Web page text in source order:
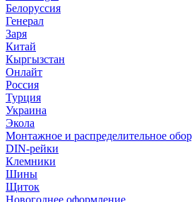
Белоруссия
Генерал
Заря
Китай
Кыргызстан
Онлайт
Россия
Турция
Украина
Экола
Монтажное и распределительное
DIN-рейки
Клемники
Шины
Щиток
Новогоднее оформление